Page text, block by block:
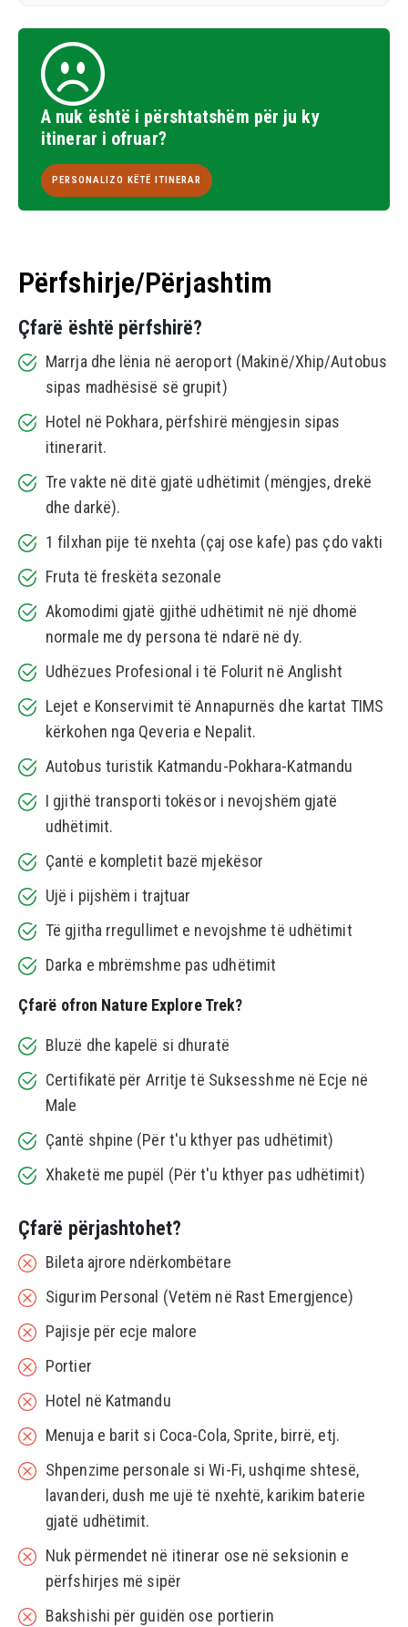
A nuk është i përshtatshëm për ju ky
itinerar i ofruar?
PERSONALIZO KËTË ITINERAR
Përfshirje/Përjashtim
Çfarë është përfshirë?
Marrja dhe lënia në aeroport (Makinë/Xhip/Autobus
sipas madhësisë së grupit)
Hotel në Pokhara, përfshirë mëngjesin sipas
itinerarit.
Tre vakte në ditë gjatë udhëtimit (mëngjes, drekë
dhe darkë).
1 filxhan pije të nxehta (çaj ose kafe) pas çdo vakti
Fruta të freskëta sezonale
Akomodimi gjatë gjithë udhëtimit në një dhomë
normale me dy persona të ndarë në dy.
Udhëzues Profesional i të Folurit në Anglisht
Lejet e Konservimit të Annapurnës dhe kartat TIMS
kërkohen nga Qeveria e Nepalit.
Autobus turistik Katmandu-Pokhara-Katmandu
I gjithë transporti tokësor i nevojshëm gjatë
udhëtimit.
Çantë e kompletit bazë mjekësor
Ujë i pijshëm i trajtuar
Të gjitha rregullimet e nevojshme të udhëtimit
Darka e mbrëmshme pas udhëtimit
Çfarë ofron Nature Explore Trek?
Bluzë dhe kapelë si dhuratë
Certifikatë për Arritje të Suksesshme në Ecje në
Male
Çantë shpine (Për t'u kthyer pas udhëtimit)
Xhaketë me pupël (Për t'u kthyer pas udhëtimit)
Çfarë përjashtohet?
Bileta ajrore ndërkombëtare
Sigurim Personal (Vetëm në Rast Emergjence)
Pajisje për ecje malore
Portier
Hotel në Katmandu
Menuja e barit si Coca-Cola, Sprite, birrë, etj.
Shpenzime personale si Wi-Fi, ushqime shtesë,
lavanderi, dush me ujë të nxehtë, karikim baterie
gjatë udhëtimit.
Nuk përmendet në itinerar ose në seksionin e
përfshirjes më sipër
Bakshishi për guidën ose portierin